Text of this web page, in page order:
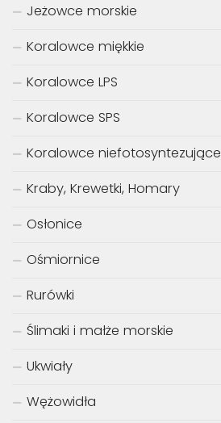
Jeżowce morskie
Koralowce miękkie
Koralowce LPS
Koralowce SPS
Koralowce niefotosyntezujące
Kraby, Krewetki, Homary
Osłonice
Ośmiornice
Rurówki
Ślimaki i małże morskie
Ukwiały
Wężowidła